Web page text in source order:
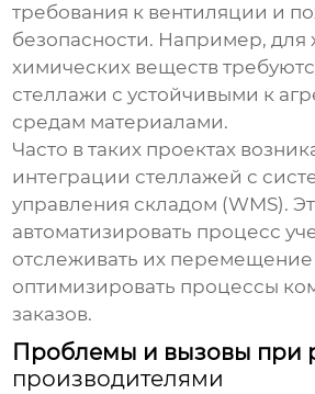
требования к вентиляции и
безопасности. Например, для
химических веществ
стеллажи с устойчивыми к
средам материалами.
Часто в таких проектах
интеграции стеллажей с
управления складом (WMS).
автоматизировать процесс
отслеживать их перемещение
оптимизировать процессы
заказов.
Проблемы и вызовы при
производителями